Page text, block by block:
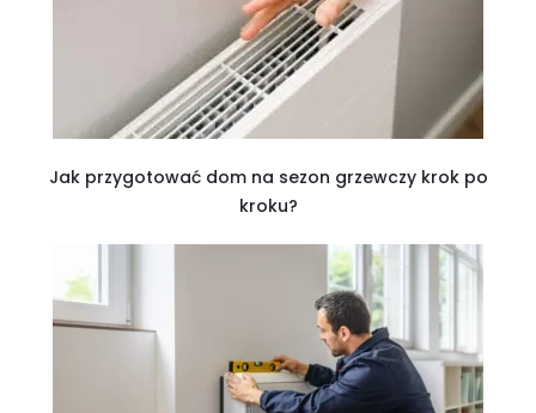
Jak przygotować dom na sezon grzewczy krok po
kroku?